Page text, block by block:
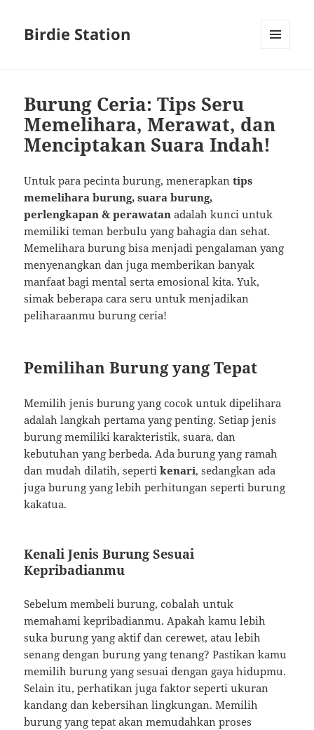
Birdie Station
Burung Ceria: Tips Seru
Memelihara, Merawat, dan
Menciptakan Suara Indah!
Untuk para pecinta burung, menerapkantips
memelihara burung, suara burung,
perlengkapan & perawatan adalah kunci untuk
memiliki teman berbulu yang bahagia dan sehat.
Memelihara burung bisa menjadi pengalaman yang
menyenangkan dan juga memberikan banyak
manfaat bagi mental serta emosional kita. Yuk,
simak beberapa cara seru untuk menjadikan
peliharaanmu burung ceria!
Pemilihan Burung yang Tepat
Memilih jenis burung yang cocok untuk dipelihara
adalah langkah pertama yang penting. Setiap jenis
burung memiliki karakteristik, suara, dan
kebutuhan yang berbeda. Ada burung yang ramah
dan mudah dilatih, sepertikenari, sedangkan ada
juga burung yang lebih perhitungan seperti burung
kakatua.
Kenali Jenis Burung Sesuai
Kepribadianmu
Sebelum membeli burung, cobalah untuk
memahami kepribadianmu. Apakah kamu lebih
suka burung yang aktif dan cerewet, atau lebih
senang dengan burung yang tenang? Pastikan kamu
memilih burung yang sesuai dengan gaya hidupmu.
Selain itu, perhatikan juga faktor seperti ukuran
kandang dan kebersihan lingkungan. Memilih
burung yang tepat akan memudahkan proses